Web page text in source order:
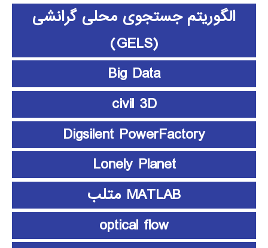
الگوریتم جستجوی محلی گرانشی
(GELS)
Big Data
civil 3D
Digsilent PowerFactory
Lonely Planet
MATLAB متلب
optical flow